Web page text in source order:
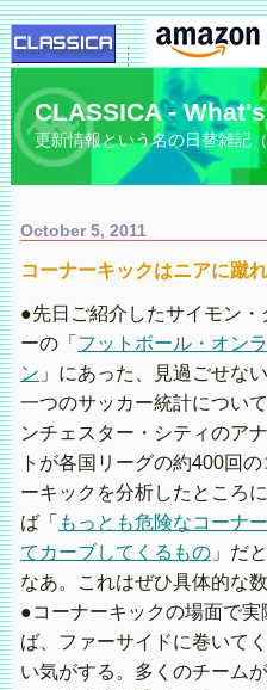
CLASSICA -
更新情報という名の日替雑記（
October 5, 2011
コーナーキックはニアに蹴
●先日ご紹介したサイモン・
ーの「 フットボール・オン
ン 」にあった、見過ごせな
一つのサッカー統計につい
ンチェスター・シティのア
トが各国リーグの約400回の
ーキックを分析したところ
ば「 もっとも危険なコーナ
てカーブしてくるもの」だ
なあ。これはぜひ具体的な
●コーナーキックの場面で実
ば、ファーサイドに巻いて
い気がする。多くのチーム